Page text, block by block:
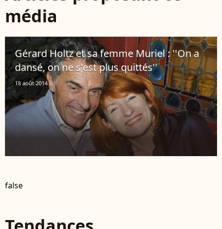
média
Gérard Holtz et sa femme Muriel : ''On a
dansé, on ne s'est plus quittés''
18 août 2014
false